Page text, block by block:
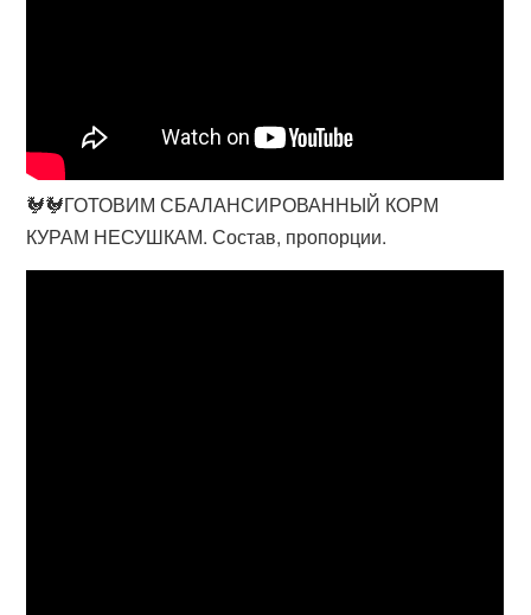
🐓🐓ГОТОВИМ СБАЛАНСИРОВАННЫЙ КОРМ
КУРАМ НЕСУШКАМ. Состав, пропорции.